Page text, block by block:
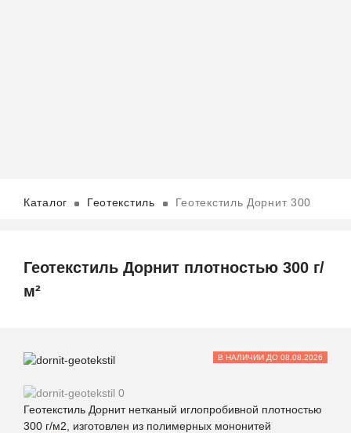
Каталог Геотекстиль Геотекстиль Дорнит 300
Геотекстиль Дорнит плотностью 300 г/
м²
В НАЛИЧИИ ДО 08.08.2026
Геотекстиль Дорнит нетканый иглопробивной плотностью
300 г/м2, изготовлен из полимерных мононитей